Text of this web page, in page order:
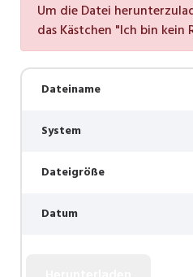
Um die Datei
das Kästchen "Ich bin kein
Dateiname
System
Dateigröße
Datum